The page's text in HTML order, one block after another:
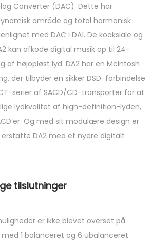
Converter (DAC). Dette har
område og total harmonisk
med DAC i DA1. De koaksiale og
kan afkode digital musik op til 24-
af højopløst lyd. DA2 har en McIntosh
der tilbyder en sikker DSD-forbindelse
serier af SACD/CD-transporter for at
lydkvalitet af high-definition-lyden,
Og med sit modulære design er
DA2 med et nyere digitalt
tilslutninger
er ikke blevet overset på
med 1 balanceret og 6 ubalanceret